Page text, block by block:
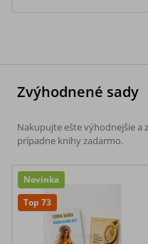
Zvýhodnené sady
Nakupujte ešte výhodnejšie a
prípadne knihy zadarmo.
Novinka
Top 73